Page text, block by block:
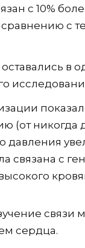
с 10%
с
в
(от никогда
давления
связана с
сердца.